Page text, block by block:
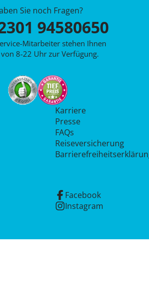
Sie noch Fragen?
94580650
Mitarbeiter stehen Ihnen
8-22 Uhr zur Verfügung.
Karriere
Presse
FAQs
Reiseversicherung
Facebook
Instagram